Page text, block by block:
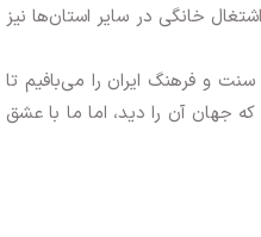
خانگی در سایر استان‌ها نیز
و فرهنگ ایران را می‌بافیم تا
جهان آن را دید، اما ما با عشق